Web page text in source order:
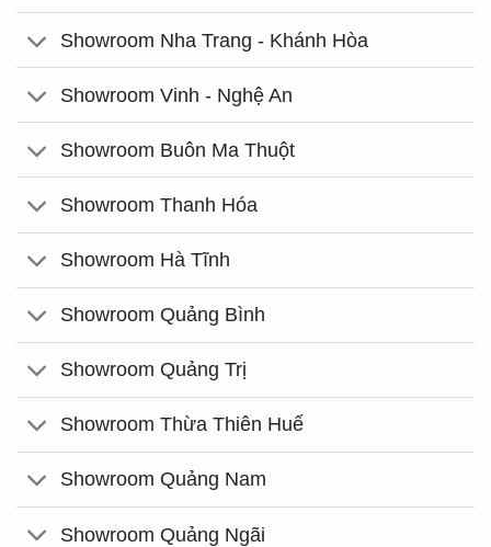
Showroom Nha Trang - Khánh Hòa
Showroom Vinh - Nghệ An
Showroom Buôn Ma Thuột
Showroom Thanh Hóa
Showroom Hà Tĩnh
Showroom Quảng Bình
Showroom Quảng Trị
Showroom Thừa Thiên Huế
Showroom Quảng Nam
Showroom Quảng Ngãi